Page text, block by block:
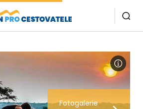
Fotogalerie